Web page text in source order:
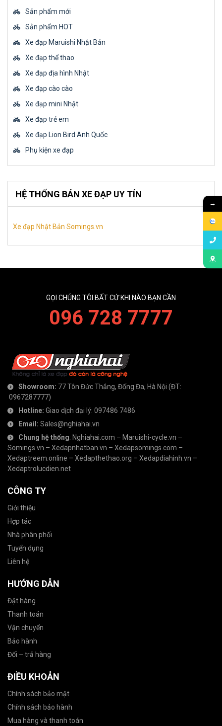
Sản phẩm mới
Sản phẩm HOT
Xe đạp Maruishi Nhật Bản
Xe đạp thể thao
Xe đạp địa hình Nhật
Xe đạp cào cào
Xe đạp mini Nhật
Xe đạp trẻ em
Xe đạp Lion Bird Anh Quốc
Phụ kiện xe đạp
HỆ THỐNG BÁN XE ĐẠP UY TÍN
Xe đạp Nhật Bản Somings.vn
GỌI CHÚNG TÔI BẤT CỨ KHI NÀO BẠN CẦN
096 728 7777
Showroom: 77 Tôn Đức Thắng, Đống Đa, Hà Nội (ĐT:
0967287777)
Hotline: Giao dịch đại lý: 097486 7486
Email: Sales@nghiahai.vn
Chung hệ thống: Nghiahai.com – Maruishi-cycle.vn –
Somings.vn – Xedapnhatban.vn – Xedapsomings.com –
Xedaptreem.online – Xedapthethao.org – Xedapdiahinh.vn –
Xedaptrolucdien.net
CÔNG TY
Giới thiệu
Hợp tác
Nhà phân phối
Tuyển dụng
Liên hệ
HƯỚNG DẪN
Đặt hàng
Thanh toán
Vận chuyển
Bảo hành
Đổi – trả hàng
ĐIỀU KHOẢN
Chính sách bảo mật
Chính sách bảo hành
Mua hàng và thanh toán
→